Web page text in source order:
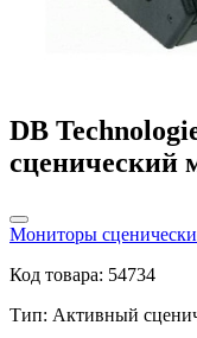
DB
сценический
Мониторы
Код товара: 54734
Тип: Активный